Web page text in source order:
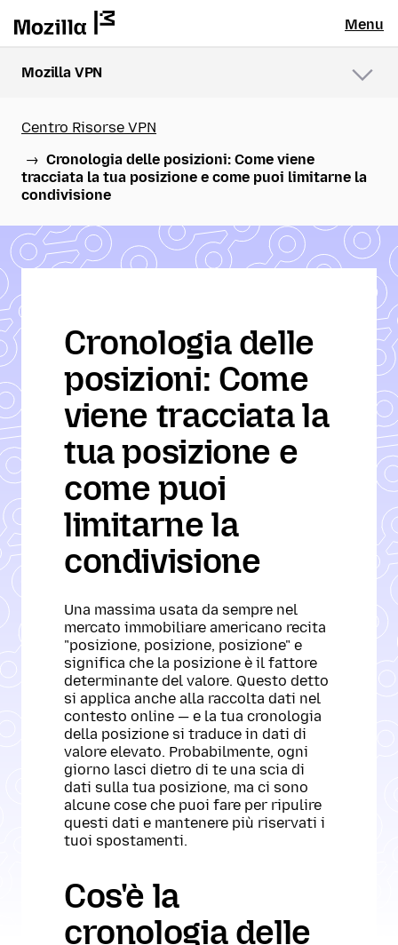
Menu
Mozilla VPN
Centro Risorse VPN
Cronologia delle posizioni: Come viene
tracciata la tua posizione e come puoi limitarne la
condivisione
Cronologia delle
posizioni: Come
viene tracciata la
tua posizione e
come puoi
limitarne la
condivisione
Una massima usata da sempre nel
mercato immobiliare americano recita
"posizione, posizione, posizione" e
significa che la posizione è il fattore
determinante del valore. Questo detto
si applica anche alla raccolta dati nel
contesto online — e la tua cronologia
della posizione si traduce in dati di
valore elevato. Probabilmente, ogni
giorno lasci dietro di te una scia di
dati sulla tua posizione, ma ci sono
alcune cose che puoi fare per ripulire
questi dati e mantenere più riservati i
tuoi spostamenti.
Cos'è la
cronologia delle